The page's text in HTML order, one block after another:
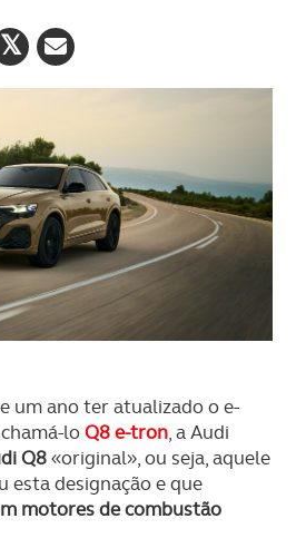
um ano ter atualizado o e-
loQ8 e-tron, a Audi
Q8«original», ou seja, aquele
esta designação e que
motores de combustão